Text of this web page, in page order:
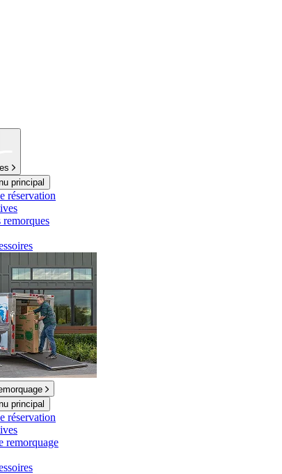
principal
réservation
remorques
principal
réservation
remorquage